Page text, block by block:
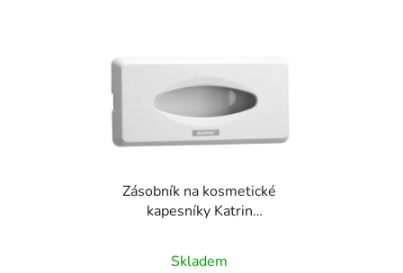
Zásobník na kosmetické
kapesníky Katrin
Skladem